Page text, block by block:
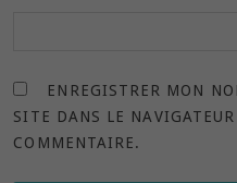
ENREGISTRER MON
SITE DANS LE
COMMENTAIRE.